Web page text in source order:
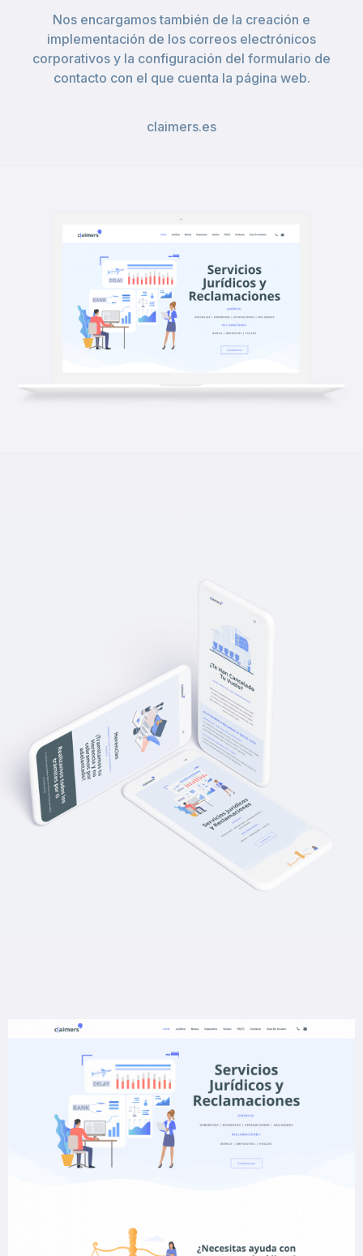
Nos encargamos también de la creación e
implementación de los correos electrónicos
corporativos y la configuración del formulario de
contacto con el que cuenta la página web.
claimers.es